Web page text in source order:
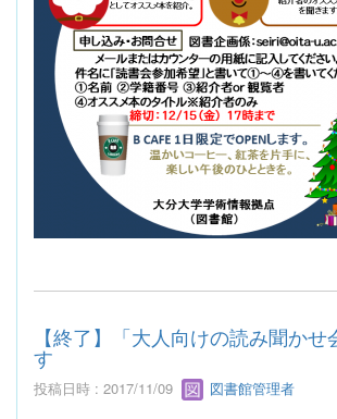
【終了】「大人向けの読み聞かせ
す
投稿日時 : 2017/11/09 図書館管理者